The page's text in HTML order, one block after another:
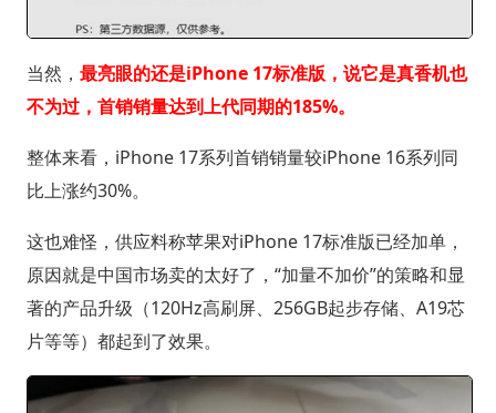
当然， 最亮眼的还是iPhone 17标准版，说它是真香机也
不为过，首销销量达到上代同期的185%。
整体来看，iPhone 17系列首销销量较iPhone 16系列同
比上涨约30%。
这也难怪，供应料称苹果对iPhone 17标准版已经加单，
原因就是中国市场卖的太好了，“加量不加价”的策略和显
著的产品升级（120Hz高刷屏、256GB起步存储、A19芯
片等等）都起到了效果。